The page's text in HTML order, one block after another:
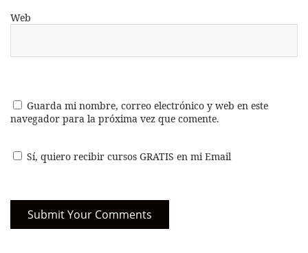
Web
Guarda mi nombre, correo electrónico y web en este
navegador para la próxima vez que comente.
Sí, quiero recibir cursos GRATIS en mi Email